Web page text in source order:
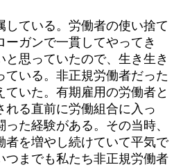
ている。労働者の使い捨て
ーガンで一貫してやってき
思っていたので、生き生き
ている。非正規労働者だった
いた。有期雇用の労働者と
れる直前に労働組合に入っ
た経験がある。その当時、
者を増やし続けていて平気で
つまでも私たち非正規労働者